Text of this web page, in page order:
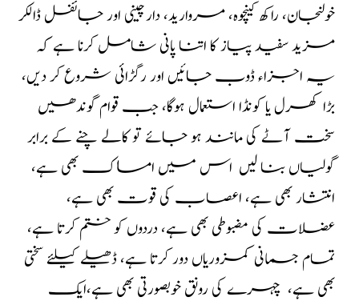
خولنجان، راکھ کینچوہ، مروارید، دارچینی اور جائفل ڈالکر
مزید سفید پیاز کا اتنا پانی شامل کرنا ہے کہ
یہ اجزاء ڈوب جائیں اور رگڑائی شروع کر دیں،
بڑا کھرل یا کونڈا استعمال ہوگا، جب قوام گوندھیں
سخت آٹے کی مانند ہو جائے تو کالے چنے کے برابر
گولیاں بنا لیں اس میں امساک بھی ہے،
انتشار بھی ہے، اعصاب کی قوت بھی ہے،
عضلات کی مضبوطی بھی ہے، دردوں کو ختم کرتا ہے،
تمام جسمانی کمزوریاں دور کرتا ہے، ڈھیلے کیلئے سختی
بھی ہے، چہرے کی رونق خوبصورتی بھی ہے،ایک